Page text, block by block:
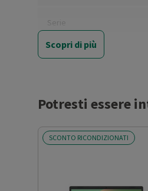
Serie
Scopri di più
Potresti essere
SCONTO RICONDIZIONATI